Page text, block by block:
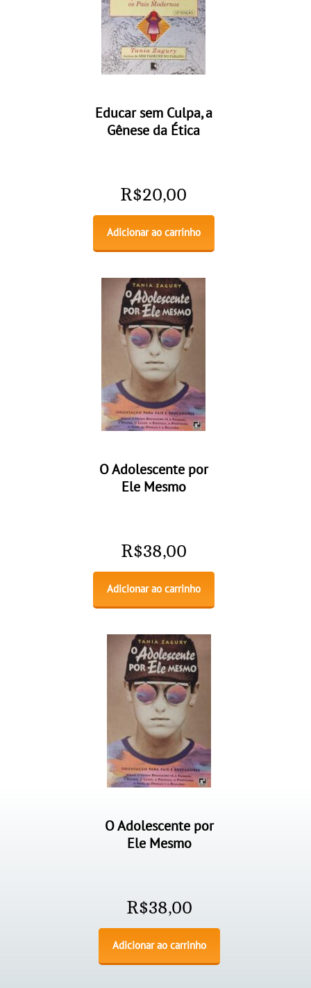
Educar sem Culpa, a
Gênese da Ética
R$20,00
Adicionar ao carrinho
O Adolescente por
Ele Mesmo
R$38,00
Adicionar ao carrinho
O Adolescente por
Ele Mesmo
R$38,00
Adicionar ao carrinho